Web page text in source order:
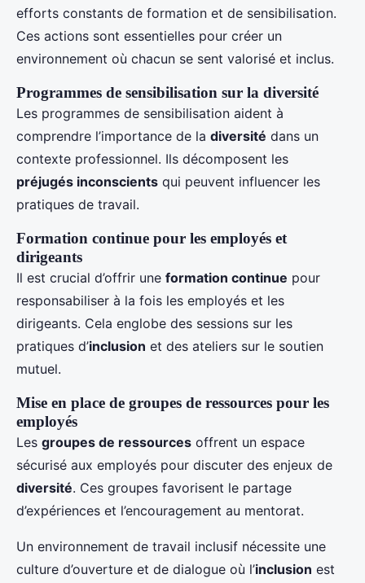
efforts constants de formation et de sensibilisation.
Ces actions sont essentielles pour créer un
environnement où chacun se sent valorisé et inclus.
Programmes de sensibilisation sur la diversité
Les programmes de sensibilisation aident à
comprendre l’importance de la diversité dans un
contexte professionnel. Ils décomposent les
préjugés inconscients qui peuvent influencer les
pratiques de travail.
Formation continue pour les employés et
dirigeants
Il est crucial d’offrir une formation continue pour
responsabiliser à la fois les employés et les
dirigeants. Cela englobe des sessions sur les
pratiques d’inclusion et des ateliers sur le soutien
mutuel.
Mise en place de groupes de ressources pour les
employés
Les groupes de ressources offrent un espace
sécurisé aux employés pour discuter des enjeux de
diversité. Ces groupes favorisent le partage
d’expériences et l’encouragement au mentorat.
Un environnement de travail inclusif nécessite une
culture d’ouverture et de dialogue où l’inclusion est